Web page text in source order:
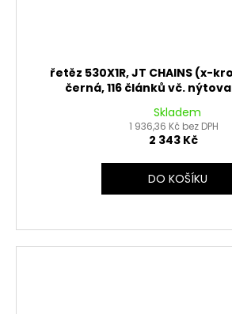
řetěz 530X1R, JT CHAINS (x-
černá, 116 článků vč.
Skladem
1 936,36 Kč bez DPH
2 343 Kč
DO KOŠÍKU